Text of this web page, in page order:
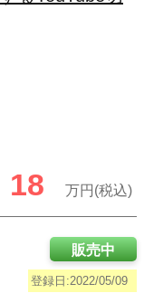
18 万円(税込)
登録日:2022/05/09
販売中